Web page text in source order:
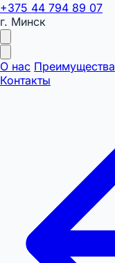
+375 44 794 89 07
г. Минск
О нас Преимущества
Контакты